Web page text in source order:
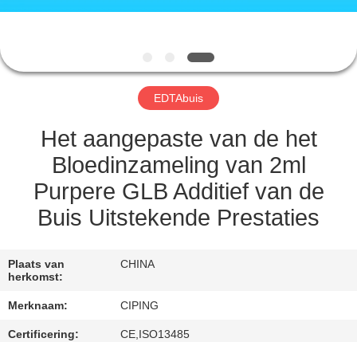
VERZOEK
EEN
CITAAT
SITEMAP
PRIVACY
POLICY
EDTAbuis
Het aangepaste van de het
Bloedinzameling van 2ml
Purpere GLB Additief van de
Buis Uitstekende Prestaties
Plaats van
herkomst:
CHINA
Merknaam: CIPING
Certificering: CE,ISO13485